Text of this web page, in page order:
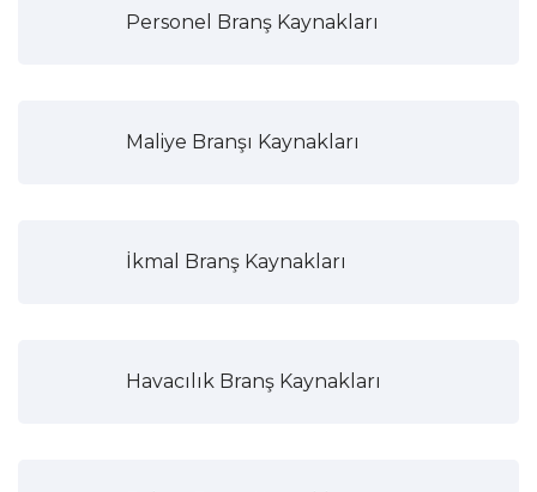
Personel Branş Kaynakları
Maliye Branşı Kaynakları
İkmal Branş Kaynakları
Havacılık Branş Kaynakları